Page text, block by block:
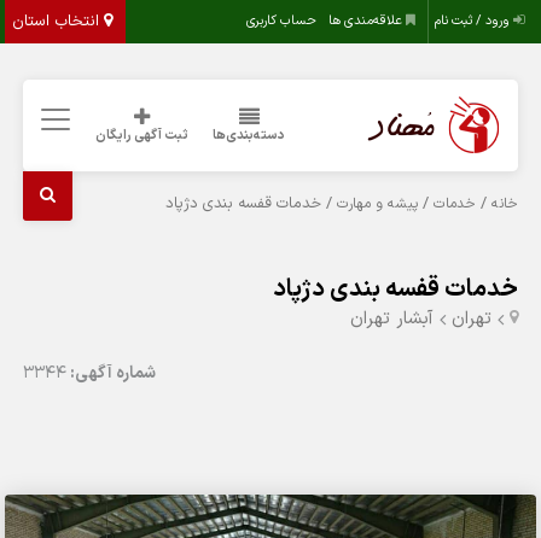
انتخاب استان ورود / ثبت نام علاقه‌مندی ها حساب کاربری
دسته‌بندی‌ها ثبت آگهی رایگان
خانه / خدمات /پیشه و مهارت / خدمات قفسه بندی دژپاد
خدمات قفسه بندی دژپاد
تهران آبشار تهران
شماره آگهی:3344